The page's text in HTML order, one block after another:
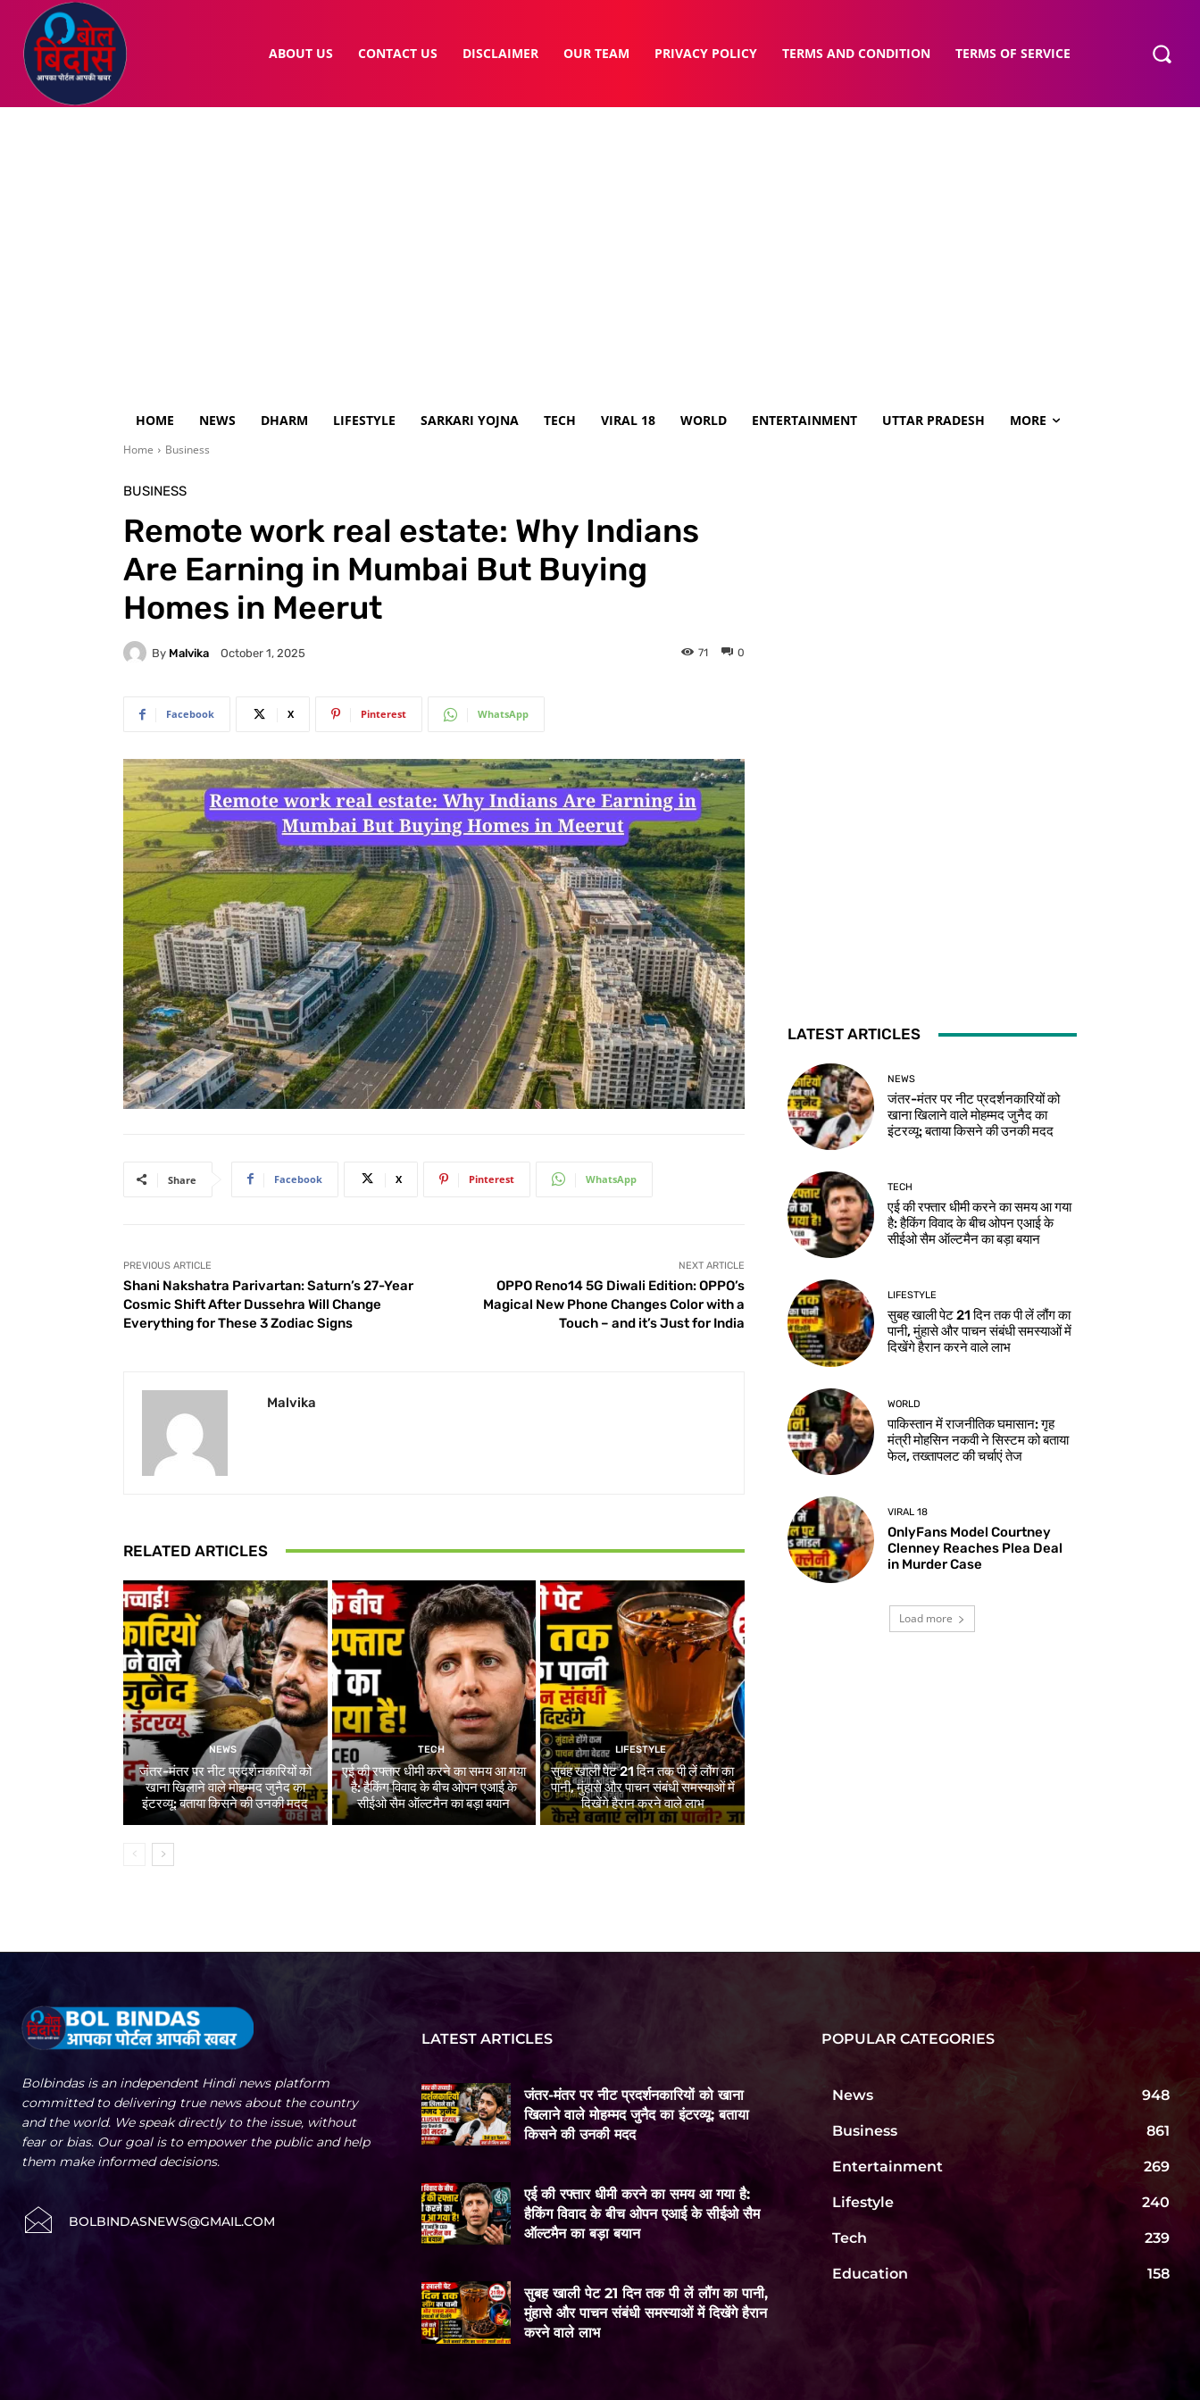
ABOUT US CONTACT US DISCLAIMER OUR TEAM PRIVACY POLICY TERMS AND CONDITION TERMS OF SERVICE
HOME NEWS DHARM LIFESTYLE SARKARI YOJNA TECH VIRAL 18 WORLD ENTERTAINMENT UTTAR PRADESH MORE
Home Business
BUSINESS
Remote work real estate: Why Indians
Are Earning in Mumbai But Buying
Homes in Meerut
By Malvika October 1, 2025 0
71
Facebook X Pinterest WhatsApp
Share Facebook X Pinterest WhatsApp
PREVIOUS ARTICLE
Shani Nakshatra Parivartan: Saturn’s 27-Year
Cosmic Shift After Dussehra Will Change
Everything for These 3 Zodiac Signs
NEXT ARTICLE
OPPO Reno14 5G Diwali Edition: OPPO’s
Magical New Phone Changes Color with a
Touch – and it’s Just for India
Malvika
RELATED ARTICLES
NEWS
जंतर-मंतर पर नीट प्रदर्शनकारियों को
खाना खिलाने वाले मोहम्मद जुनैद का
इंटरव्यू: बताया किसने की उनकी मदद
TECH
एई की रफ्तार धीमी करने का समय आ गया
है: हैकिंग विवाद के बीच ओपन एआई के
सीईओ सैम ऑल्टमैन का बड़ा बयान
LIFESTYLE
सुबह खाली पेट 21 दिन तक पी लें लौंग का
पानी, मुंहासे और पाचन संबंधी समस्याओं में
दिखेंगे हैरान करने वाले लाभ
LATEST ARTICLES
NEWS
जंतर-मंतर पर नीट प्रदर्शनकारियों को
खाना खिलाने वाले मोहम्मद जुनैद का
इंटरव्यू: बताया किसने की उनकी मदद
TECH
एई की रफ्तार धीमी करने का समय आ गया
है: हैकिंग विवाद के बीच ओपन एआई के
सीईओ सैम ऑल्टमैन का बड़ा बयान
LIFESTYLE
सुबह खाली पेट 21 दिन तक पी लें लौंग का
पानी, मुंहासे और पाचन संबंधी समस्याओं में
दिखेंगे हैरान करने वाले लाभ
WORLD
पाकिस्तान में राजनीतिक घमासान: गृह
मंत्री मोहसिन नकवी ने सिस्टम को बताया
फेल, तख्तापलट की चर्चाएं तेज
VIRAL 18
OnlyFans Model Courtney
Clenney Reaches Plea Deal
in Murder Case
Load more
Bolbindas is an independent Hindi news platform
committed to delivering true news about the country
and the world. We speak directly to the issue, without
fear or bias. Our goal is to empower the public and help
them make informed decisions.
BOLBINDASNEWS@GMAIL.COM
LATEST ARTICLES
जंतर-मंतर पर नीट प्रदर्शनकारियों को खाना
खिलाने वाले मोहम्मद जुनैद का इंटरव्यू: बताया
किसने की उनकी मदद
एई की रफ्तार धीमी करने का समय आ गया है:
हैकिंग विवाद के बीच ओपन एआई के सीईओ सैम
ऑल्टमैन का बड़ा बयान
सुबह खाली पेट 21 दिन तक पी लें लौंग का पानी,
मुंहासे और पाचन संबंधी समस्याओं में दिखेंगे हैरान
करने वाले लाभ
POPULAR CATEGORIES
News 948
Business 861
Entertainment 269
Lifestyle 240
Tech 239
Education 158